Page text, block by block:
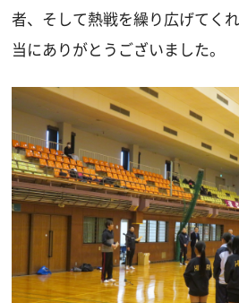
者、そして熱戦を繰り広げてく
当にありがとうございました。